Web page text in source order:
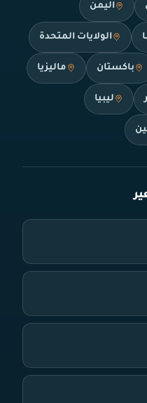
اليمن
الولايات المتحدة
باكستان ماليزيا
ليبيا